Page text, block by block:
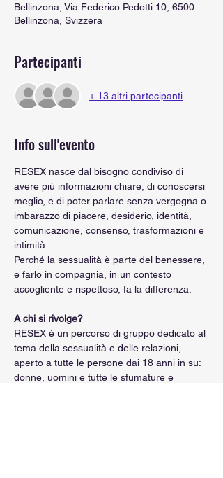
Bellinzona, Via Federico Pedotti 10, 6500
Bellinzona, Svizzera
Partecipanti
+ 13 altri partecipanti
Info sull'evento
RESEX nasce dal bisogno condiviso di
avere più informazioni chiare, di conoscersi
meglio, e di poter parlare senza vergogna o
imbarazzo di piacere, desiderio, identità,
comunicazione, consenso, trasformazioni e
intimità.
Perché la sessualità è parte del benessere,
e farlo in compagnia, in un contesto
accogliente e rispettoso, fa la differenza.
A chi si rivolge?
RESEX è un percorso di gruppo dedicato al
tema della sessualità e delle relazioni,
aperto a tutte le persone dai 18 anni in su:
donne, uomini e tutte le sfumature e